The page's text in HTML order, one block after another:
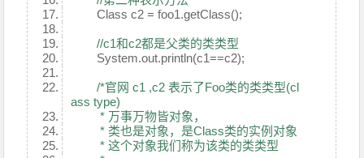
Class c2 = foo1.getClass();
//c1和c2都是父类的类类型
System.out.println(c1==c2);
/*官网 c1 ,c2 表示了Foo类的类类型(cl
ass type)
* 万事万物皆对象，
* 类也是对象，是Class类的实例对象
* 这个对象我们称为该类的类类型